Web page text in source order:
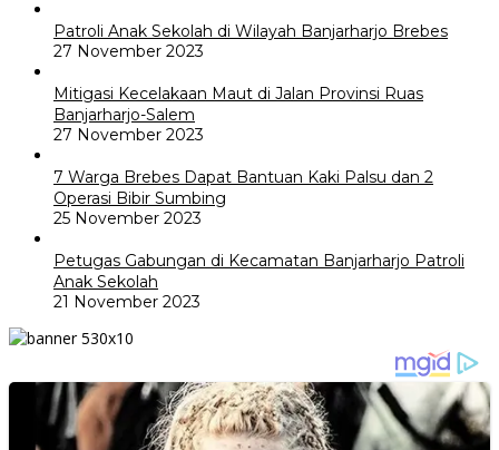
Patroli Anak Sekolah di Wilayah Banjarharjo Brebes
27 November 2023
Mitigasi Kecelakaan Maut di Jalan Provinsi Ruas
Banjarharjo-Salem
27 November 2023
7 Warga Brebes Dapat Bantuan Kaki Palsu dan 2
Operasi Bibir Sumbing
25 November 2023
Petugas Gabungan di Kecamatan Banjarharjo Patroli
Anak Sekolah
21 November 2023